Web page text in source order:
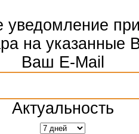
уведомление
на указанные
Ваш E-Mail
Актуальность